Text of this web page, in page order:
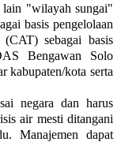
lain "wilayah sungai"
basis pengelolaan
sebagai basis
Bengawan Solo
kabupaten/kota serta
negara dan harus
air mesti ditangani
Manajemen dapat